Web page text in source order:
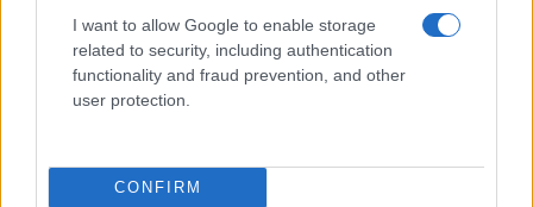
I want to allow Google to enable storage
related to security, including authentication
functionality and fraud prevention, and other
user protection.
CONFIRM
Previsioni meteo: anticiclone africano e rischio
temporali per il weekend
Alessandro Tassinari · 5 Ago 2026